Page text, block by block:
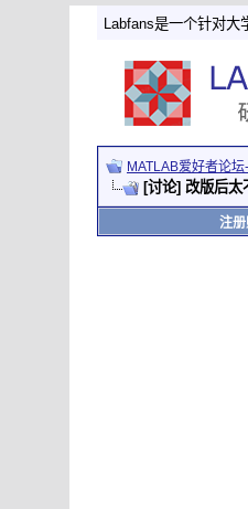
Labfans是一个针对大
MATLAB爱好者论
[讨论] 改版后太
注